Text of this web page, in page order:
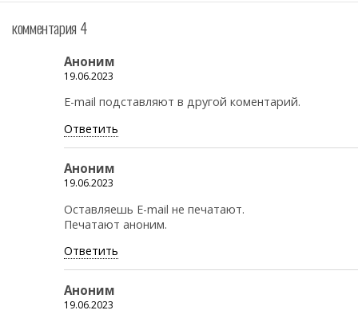
комментария 4
Аноним
19.06.2023
E-mail подставляют в другой коментарий.
Ответить
Аноним
19.06.2023
Оставляешь E-mail не печатают.
Печатают аноним.
Ответить
Аноним
19.06.2023